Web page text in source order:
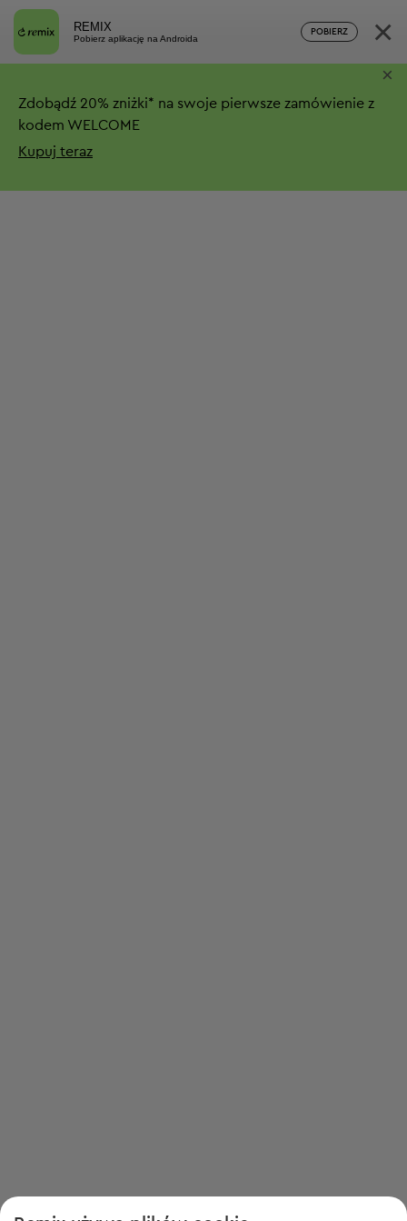
REMIX
Pobierz aplikację na Androida
POBIERZ ×
Zdobądź 20% zniżki* na swoje pierwsze zamówienie z
kodem WELCOME
Kupuj teraz
×